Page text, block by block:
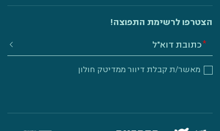
הצטרפו לרשימת התפוצה!
מאשר/ת קבלת דיוור ממדיטק חולון